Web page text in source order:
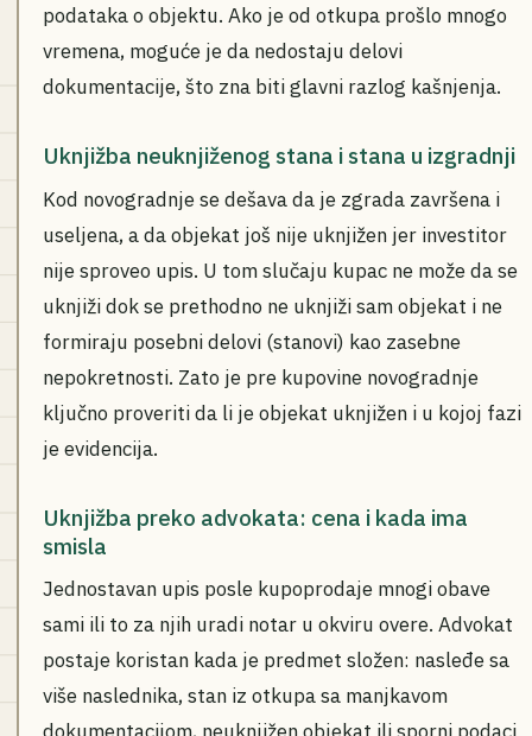
podataka o objektu. Ako je od otkupa prošlo mnogo
vremena, moguće je da nedostaju delovi
dokumentacije, što zna biti glavni razlog kašnjenja.
Uknjižba neuknjiženog stana i stana u izgradnji
Kod novogradnje se dešava da je zgrada završena i
useljena, a da objekat još nije uknjižen jer investitor
nije sproveo upis. U tom slučaju kupac ne može da se
uknjiži dok se prethodno ne uknjiži sam objekat i ne
formiraju posebni delovi (stanovi) kao zasebne
nepokretnosti. Zato je pre kupovine novogradnje
ključno proveriti da li je objekat uknjižen i u kojoj fazi
je evidencija.
Uknjižba preko advokata: cena i kada ima
smisla
Jednostavan upis posle kupoprodaje mnogi obave
sami ili to za njih uradi notar u okviru overe. Advokat
postaje koristan kada je predmet složen: nasleđe sa
više naslednika, stan iz otkupa sa manjkavom